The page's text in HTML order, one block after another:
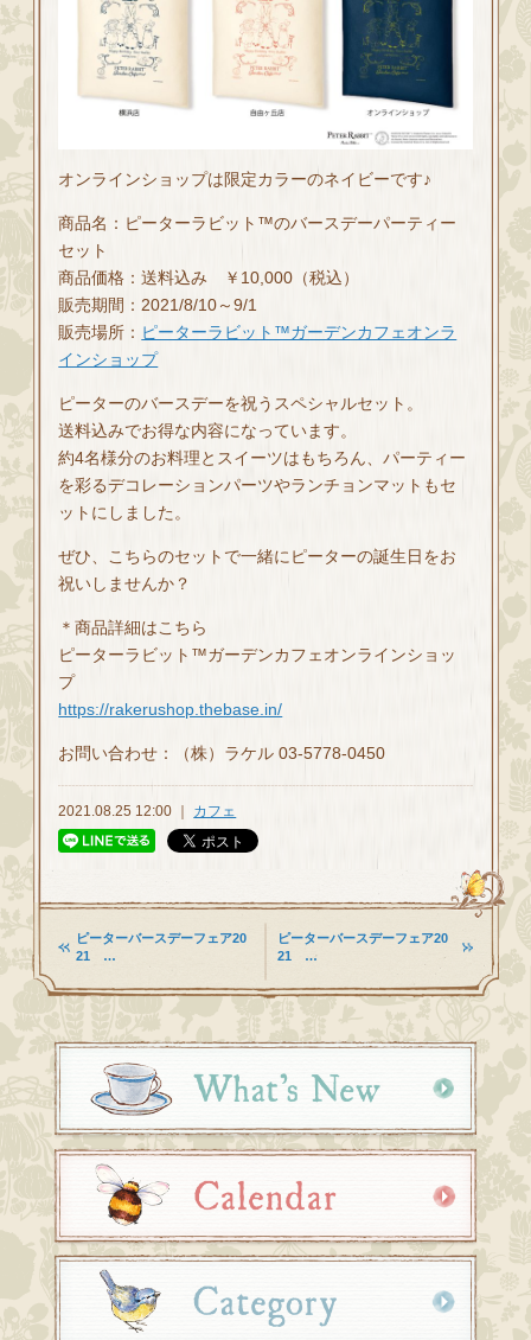
オンラインショップは限定カラーのネイビーです♪
商品名：ピーターラビット™のバースデーパーティー
セット
商品価格：送料込み ￥10,000（税込）
販売期間：2021/8/10～9/1
販売場所： ピーターラビット™ガーデンカフェオンラ
インショップ
ピーターのバースデーを祝うスペシャルセット。
送料込みでお得な内容になっています。
約4名様分のお料理とスイーツはもちろん、パーティー
を彩るデコレーションパーツやランチョンマットもセ
ットにしました。
ぜひ、こちらのセットで一緒にピーターの誕生日をお
祝いしませんか？
＊商品詳細はこちら
ピーターラビット™ガーデンカフェオンラインショッ
プ
https://rakerushop.thebase.in/
お問い合わせ：（株）ラケル 03-5778-0450
2021.08.25 12:00 ｜ カフェ
ピーターバースデーフェア20
21 …
ピーターバースデーフェア20
21 …